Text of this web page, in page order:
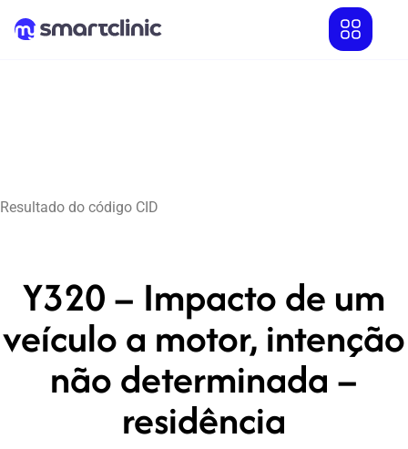
Resultado do código CID
Y320 – Impacto de um
veículo a motor, intenção
não determinada –
residência